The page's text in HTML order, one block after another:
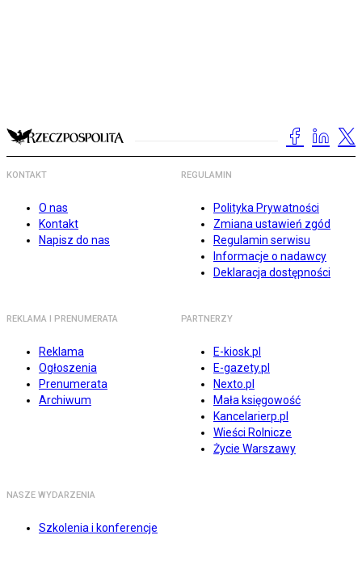
KONTAKT
O nas
Kontakt
Napisz do nas
REGULAMIN
Polityka Prywatności
Zmiana ustawień zgód
Regulamin serwisu
Informacje o nadawcy
Deklaracja dostępności
REKLAMA I PRENUMERATA
Reklama
Ogłoszenia
Prenumerata
Archiwum
PARTNERZY
E-kiosk.pl
E-gazety.pl
Nexto.pl
Mała księgowość
Kancelarierp.pl
Wieści Rolnicze
Życie Warszawy
NASZE WYDARZENIA
Szkolenia i konferencje